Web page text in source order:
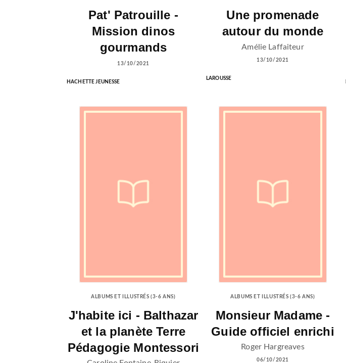
Pat' Patrouille -
Mission dinos
gourmands
13/10/2021
HACHETTE JEUNESSE
Une promenade
autour du monde
Amélie Laffaiteur
13/10/2021
LAROUSSE
ALBUMS ET ILLUSTRÉS (3-6 ANS)
J'habite ici - Balthazar
et la planète Terre
Pédagogie Montessori
ALBUMS ET ILLUSTRÉS (3-6 ANS)
Monsieur Madame -
Guide officiel enrichi
Roger Hargreaves
06/10/2021